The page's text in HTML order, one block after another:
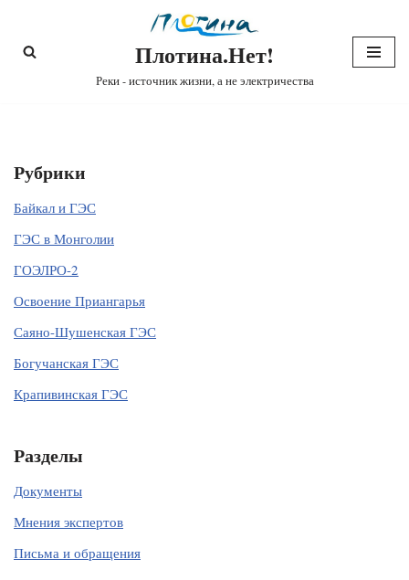
Перейти
Плотина.Нет!
Реки - источник жизни, а не электричества
Рубрики
Байкал и ГЭС
ГЭС в Монголии
ГОЭЛРО-2
Освоение Приангарья
Саяно-Шушенская ГЭС
Богучанская ГЭС
Крапивинская ГЭС
Разделы
Документы
Мнения экспертов
Письма и обращения